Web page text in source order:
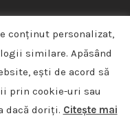
rezervate | Made
Design
conținut personalizat,
similare. Apăsând
ești de acord să
prin cookie-uri sau
dacă doriți. Citește mai